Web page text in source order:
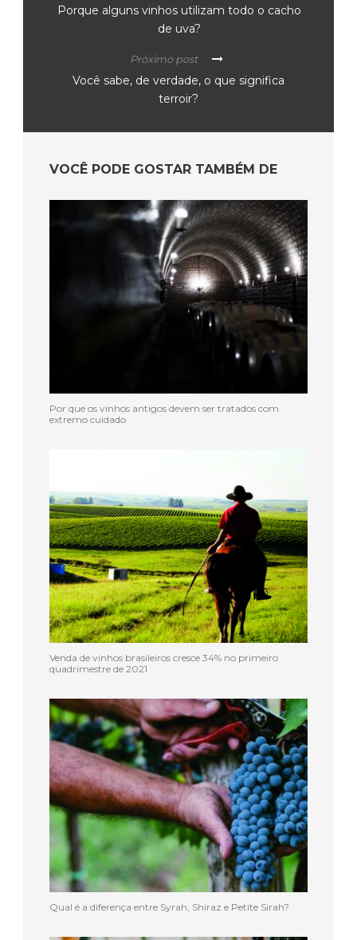
Porque alguns vinhos utilizam todo o cacho
de uva?
Próximo post
Você sabe, de verdade, o que significa
terroir?
VOCÊ PODE GOSTAR TAMBÉM DE
Por que os vinhos antigos devem ser tratados com
extremo cuidado
Venda de vinhos brasileiros cresce 34% no primeiro
quadrimestre de 2021
Qual é a diferença entre Syrah, Shiraz e Petite Sirah?